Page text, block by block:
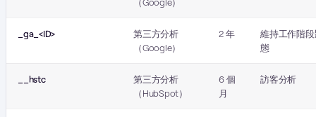
_ga_<ID>
第三方分析
（Google）
2 年
維持工作階
態
__hstc
第三方分析
（HubSpot）
6 個
月
訪客分析